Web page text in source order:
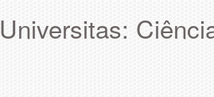
Universitas: